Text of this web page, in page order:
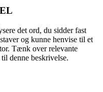
det ord, du sidder fast
og kunne henvise til et
Tænk over relevante
denne beskrivelse.